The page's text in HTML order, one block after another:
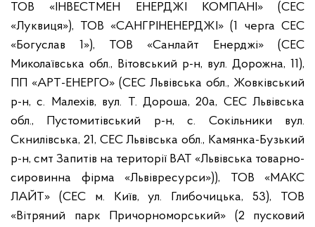
ТОВ «ІНВЕСТМЕН ЕНЕРДЖІ КОМПАНІ» (СЕС
«Луквиця»), ТОВ «САНГРІНЕНЕРДЖІ» (1 черга СЕС
«Богуслав 1»), ТОВ «Санлайт Енерджі» (СЕС
Миколаївська обл., Вітовський р-н, вул. Дорожна, 11),
ПП «АРТ-ЕНЕРГО» (СЕС Львівська обл., Жовківський
р-н, с. Малехів, вул. Т. Дороша, 20а, СЕС Львівська
обл., Пустомитівський р-н, с. Сокільники вул.
Скнилівська, 21, СЕС Львівська обл., Камянка-Бузький
р-н, смт Запитів на території ВАТ «Львівська товарно-
сировинна фірма «Львівресурси»)), ТОВ «МАКС
ЛАЙТ» (СЕС м. Київ, ул. Глибочицька, 53), ТОВ
«Вітряний парк Причорноморський» (2 пусковий